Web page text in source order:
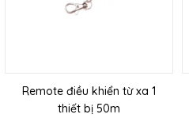
Remote điều khiển từ xa 1
thiết bị 50m